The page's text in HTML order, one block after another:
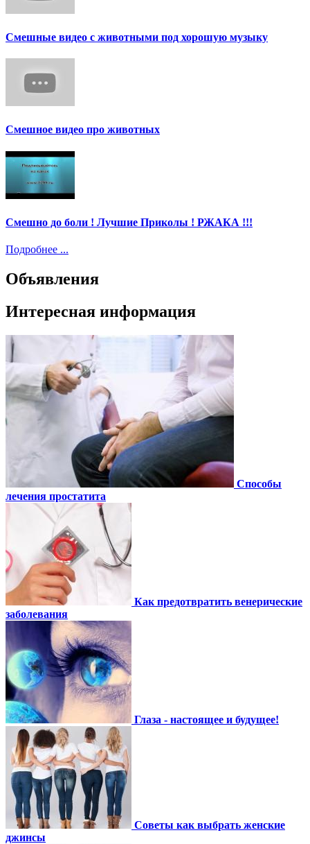
Смешные видео с животными под хорошую музыку
Смешное видео про животных
Смешно до боли ! Лучшие Приколы ! РЖАКА !!!
Подробнее ...
Объявления
Интересная информация
Способы
лечения простатита
Как предотвратить венерические
заболевания
Глаза - настоящее и будущее!
Советы как выбрать женские
джинсы